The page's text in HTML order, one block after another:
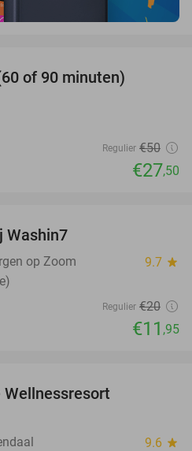
of 90 minuten)
Regulier €50
€27,50
Washin7
op Zoom 9.7 star
Regulier €20
€11 ,95
9.6 star